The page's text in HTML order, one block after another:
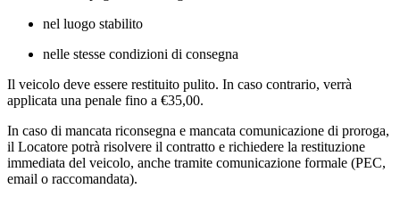
nel luogo stabilito
nelle stesse condizioni di consegna
Il veicolo deve essere restituito pulito. In caso contrario, verrà
applicata una penale fino a €35,00.
In caso di mancata riconsegna e mancata comunicazione di proroga,
il Locatore potrà risolvere il contratto e richiedere la restituzione
immediata del veicolo, anche tramite comunicazione formale (PEC,
email o raccomandata).